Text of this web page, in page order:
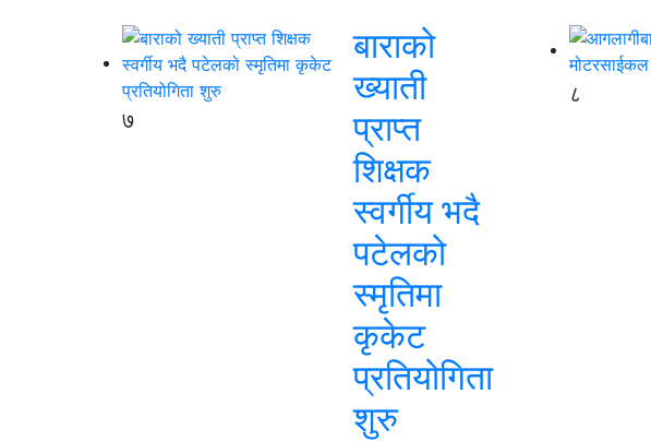
७
बाराको
ख्याती
प्राप्त
शिक्षक
स्वर्गीय भदै
पटेलको
स्मृतिमा
कृकेट
प्रतियोगिता
शुरु
८